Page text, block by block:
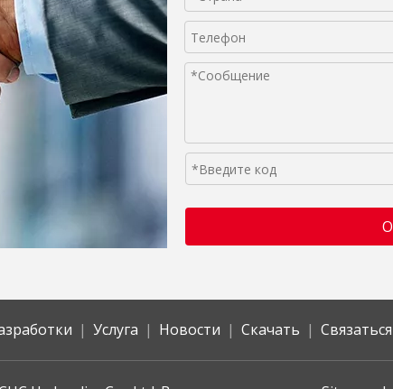
| Услуга | Новости | Скачать |